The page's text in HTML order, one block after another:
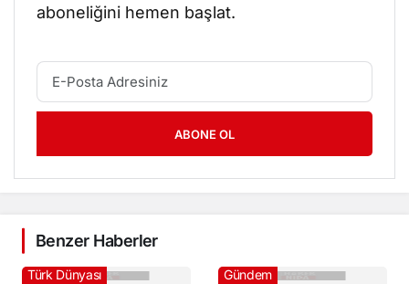
aboneliğini hemen başlat.
ABONE OL
Benzer Haberler
Türk Dünyası Gündem